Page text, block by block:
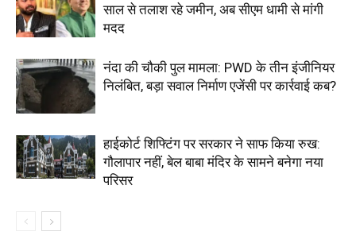
साल से तलाश रहे जमीन, अब सीएम धामी से मांगी
मदद
नंदा की चौकी पुल मामला: PWD के तीन इंजीनियर
निलंबित, बड़ा सवाल निर्माण एजेंसी पर कार्रवाई कब?
हाईकोर्ट शिफ्टिंग पर सरकार ने साफ किया रुख:
गौलापार नहीं, बेल बाबा मंदिर के सामने बनेगा नया
परिसर